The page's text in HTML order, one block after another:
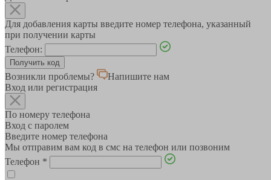
Для добавления карты введите номер телефона, указанный
при получении карты
Телефон:
Возникли проблемы?
Напишите нам
Вход или регистрация
По номеру телефона
Вход с паролем
Введите номер телефона
Мы отправим вам код в смс на телефон или позвоним
Телефон *